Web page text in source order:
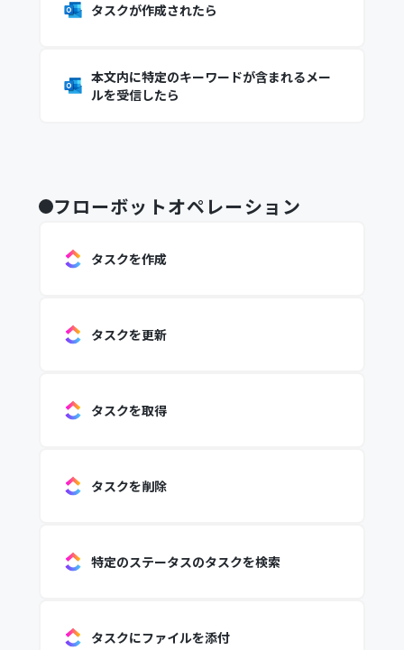
タスクが作成されたら
本文内に特定のキーワードが含まれるメー
ルを受信したら
フローボットオペレーション
タスクを作成
タスクを更新
タスクを取得
タスクを削除
特定のステータスのタスクを検索
タスクにファイルを添付